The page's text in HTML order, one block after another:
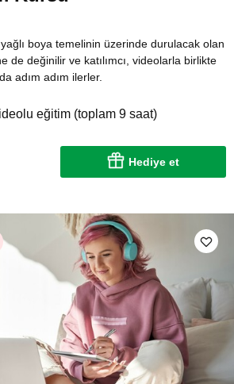
boya temelinin üzerinde durulacak olan
de değinilir ve katılımcı, videolarla birlikte
adım adım ilerler.
eğitim (toplam 9 saat)
Hediye et